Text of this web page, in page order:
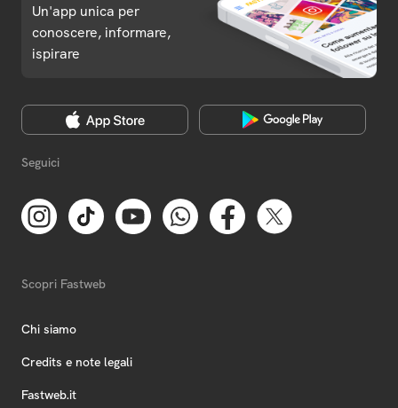
Un'app unica per
conoscere, informare,
ispirare
Seguici
Scopri Fastweb
Chi siamo
Credits e note legali
Fastweb.it